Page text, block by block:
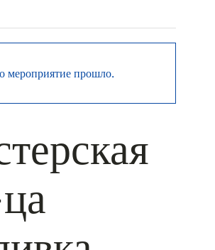
мероприятие прошло.